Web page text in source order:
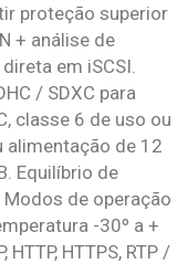
proteção superior
+ análise de
em iSCSI.
/ SDXC para
classe 6 de uso ou
alimentação de 12
Equilíbrio de
de operação
-30º a +
HTTP, HTTPS, RTP /